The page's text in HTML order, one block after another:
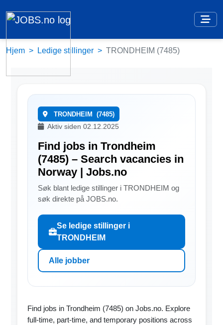
Hjem Ledige stillinger TRONDHEIM (7485)
TRONDHEIM (7485)
Aktiv siden 02.12.2025
Find jobs in Trondheim
(7485) – Search vacancies in
Norway | Jobs.no
Søk blant ledige stillinger i TRONDHEIM og
søk direkte på JOBS.no.
Se ledige stillinger i
TRONDHEIM
Alle jobber
Find jobs in Trondheim (7485) on Jobs.no. Explore
full-time, part-time, and temporary positions across